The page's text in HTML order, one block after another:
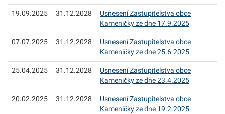
19.09.2025 31.12.2028
Usnesení Zastupitelstva obce
Kameničky ze dne 17.9.2025
07.07.2025 31.12.2028
Usnesení Zastupitelstva obce
Kameničky ze dne 25.6.2025
25.04.2025 31.12.2028
Usnesení Zastupitelstva obce
Kameničky ze dne 23.4.2025
20.02.2025 31.12.2028
Usnesení Zastupitelstva obce
Kameničky ze dne 19.2.2025